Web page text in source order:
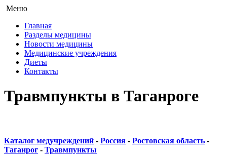
Меню
Главная
Разделы медицины
Новости медицины
Медицинские учреждения
Диеты
Контакты
Травмпункты в Таганроге
Каталог медучреждений - Россия - Ростовская область -
Таганрог - Травмпункты